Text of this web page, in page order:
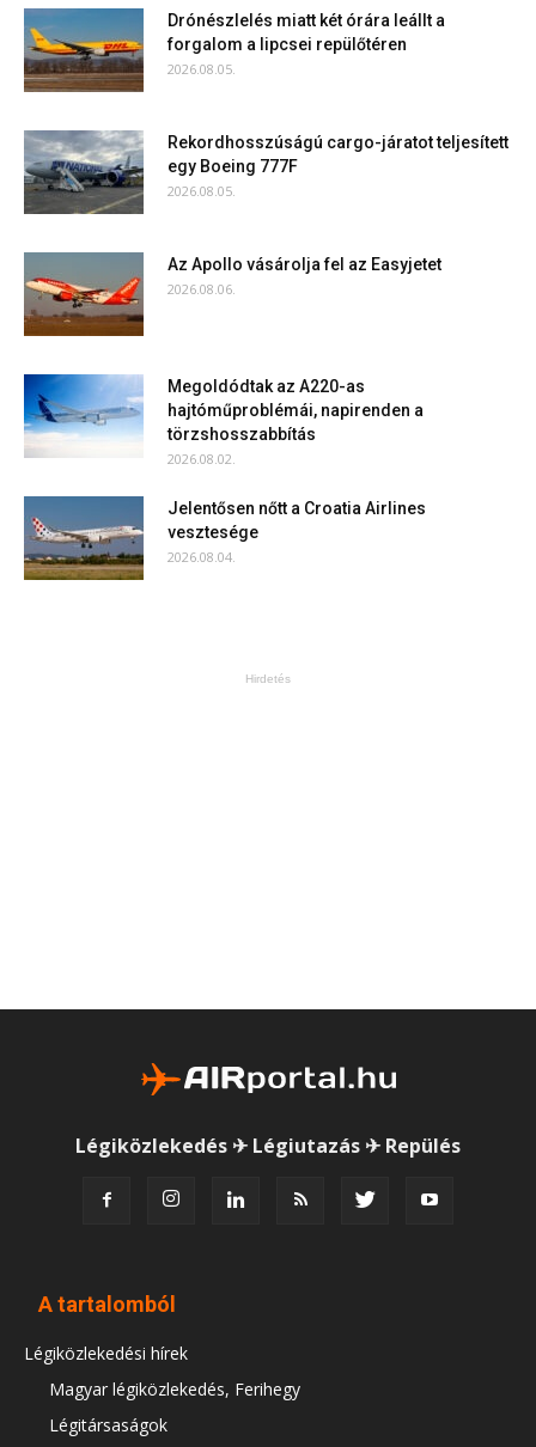
Drónészlelés miatt két órára leállt a
forgalom a lipcsei repülőtéren
2026.08.05.
Rekordhosszúságú cargo-járatot teljesített
egy Boeing 777F
2026.08.05.
Az Apollo vásárolja fel az Easyjetet
2026.08.06.
Megoldódtak az A220-as
hajtóműproblémái, napirenden a
törzshosszabbítás
2026.08.02.
Jelentősen nőtt a Croatia Airlines
vesztesége
2026.08.04.
Hirdetés
Légiközlekedés ✈ Légiutazás ✈ Repülés
A tartalomból
Légiközlekedési hírek
Magyar légiközlekedés, Ferihegy
Légitársaságok